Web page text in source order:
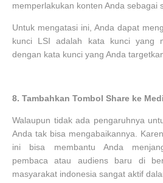
memperlakukan konten Anda sebagai
Untuk mengatasi ini, Anda dapat
kunci LSI adalah kata kunci yang
dengan kata kunci yang Anda
8. Tambahkan Tombol Share ke
Walaupun tidak ada pengaruhnya
Anda tak bisa mengabaikannya.
ini bisa membantu Anda
pembaca atau audiens baru di
masyarakat indonesia sangat aktif